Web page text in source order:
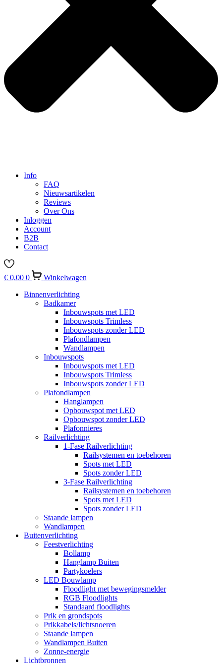
Info
FAQ
Nieuwsartikelen
Reviews
Over Ons
Inloggen
Account
B2B
Contact
€ 0,00 0
Winkelwagen
Binnenverlichting
Badkamer
Inbouwspots met LED
Inbouwspots Trimless
Inbouwspots zonder LED
Plafondlampen
Wandlampen
Inbouwspots
Inbouwspots met LED
Inbouwspots Trimless
Inbouwspots zonder LED
Plafondlampen
Hanglampen
Opbouwspot met LED
Opbouwspot zonder LED
Plafonnieres
Railverlichting
1-Fase Railverlichting
Railsystemen en toebehoren
Spots met LED
Spots zonder LED
3-Fase Railverlichting
Railsystemen en toebehoren
Spots met LED
Spots zonder LED
Staande lampen
Wandlampen
Buitenverlichting
Feestverlichting
Bollamp
Hanglamp Buiten
Partykoelers
LED Bouwlamp
Floodlight met bewegingsmelder
RGB Floodlights
Standaard floodlights
Prik en grondspots
Prikkabels/lichtsnoeren
Staande lampen
Wandlampen Buiten
Zonne-energie
Lichtbronnen